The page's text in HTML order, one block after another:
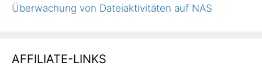
Überwachung von Dateiaktivitäten auf NAS
AFFILIATE-LINKS